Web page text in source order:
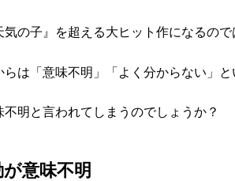
気の子』を超える大ヒット作になるの
は「意味不明」「よく分からない」と
明と言われてしまうのでしょうか？
意味不明